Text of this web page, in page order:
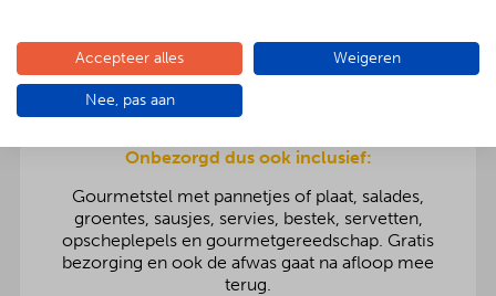
Onbezorgd dus ook inclusief:
Gourmetstel met pannetjes of plaat, salades,
groentes, sausjes, servies, bestek, servetten,
opscheplepels en gourmetgereedschap. Gratis
bezorging en ook de afwas gaat na afloop mee
terug.
Accepteer alles Weigeren
Nee, pas aan